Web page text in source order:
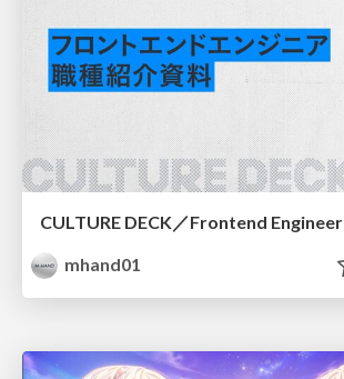
CULTURE DECK／Frontend Engineer
mhand01